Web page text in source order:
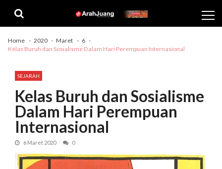
navigation
content
Home 2020 Maret
6
Kelas Buruh dan Sosialisme Dalam Hari Perempuan Internasional
SEJARAH
Kelas Buruh dan Sosialisme
Dalam Hari Perempuan
Internasional
6 Maret 2020 0